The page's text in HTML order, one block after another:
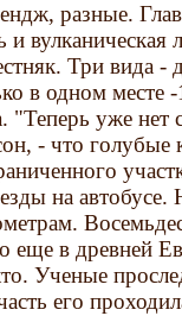
разные.
вулканическая
Три вида -
в одном месте
"Теперь уже
- что
на
еще в древней
Ученые
его